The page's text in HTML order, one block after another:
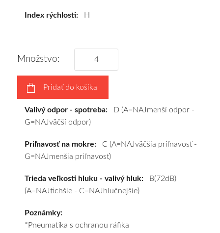
na
disky
podľa
vášho
výberu
Index rýchlosti: H
Množstvo:
Pridať do košíka
Valivý odpor - spotreba: D (A=NAJmenší odpor -
G=NAJväčší odpor)
Priľnavosť na mokre: C (A=NAJväčšia priľnavosť -
G=NAJmenšia priľnavosť)
Trieda veľkosti hluku - valivý hluk: B(72dB)
(A=NAJtichšie - C=NAJhlučnejšie)
Poznámky:
*Pneumatika s ochranou ráfika